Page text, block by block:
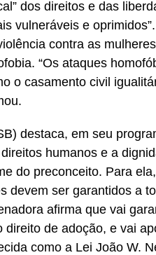
dos direitos e das
vulneráveis e
contra as
“Os ataques
o casamento civil
destaca, em seu
humanos e a
do preconceito. Para
devem ser garantidos a
afirma que vai
direito de adoção, e vai
como a Lei João W.